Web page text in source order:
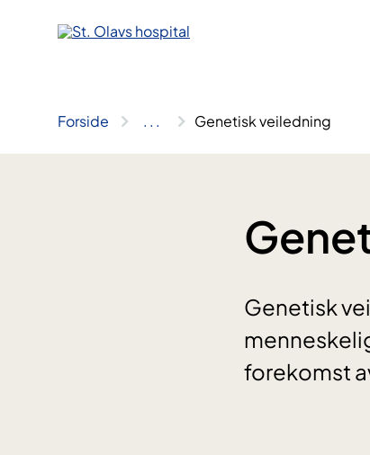
Forside .. . Genetisk veiledning
Genetisk
forekomst